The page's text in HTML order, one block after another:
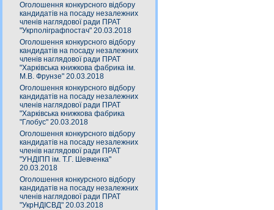
Оголошення конкурсного відбору
кандидатів на посаду незалежних
членів наглядової ради ПРАТ
"Укрполіграфпостач" 20.03.2018
Оголошення конкурсного відбору
кандидатів на посаду незалежних
членів наглядової ради ПРАТ
"Харківська книжкова фабрика ім.
М.В. Фрунзе" 20.03.2018
Оголошення конкурсного відбору
кандидатів на посаду незалежних
членів наглядової ради ПРАТ
"Харківська книжкова фабрика
"Глобус" 20.03.2018
Оголошення конкурсного відбору
кандидатів на посаду незалежних
членів наглядової ради ПРАТ
"УНДІПП ім. Т.Г. Шевченка"
20.03.2018
Оголошення конкурсного відбору
кандидатів на посаду незалежних
членів наглядової ради ПРАТ
"УкрНДІСВД" 20.03.2018